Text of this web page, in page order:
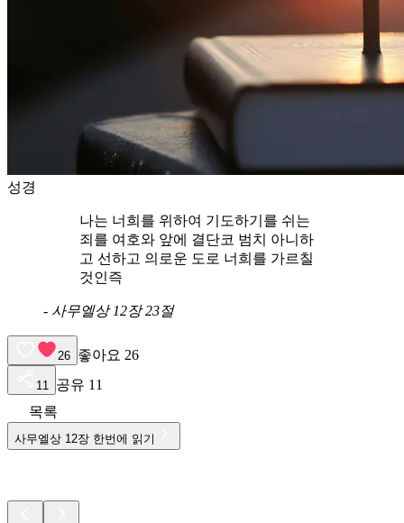
성경
나는 너희를 위하여 기도하기를 쉬는
죄를 여호와 앞에 결단코 범치 아니하
고 선하고 의로운 도로 너희를 가르칠
것인즉
- 사무엘상 12장 23절
26 좋아요 26
11 공유 11
목록
사무엘상 12장 한번에 읽기